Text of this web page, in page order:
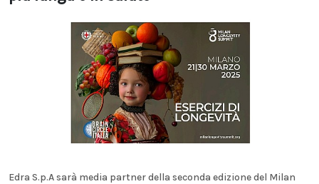
Edra S.p.A sarà media partner della seconda edizione del Milan